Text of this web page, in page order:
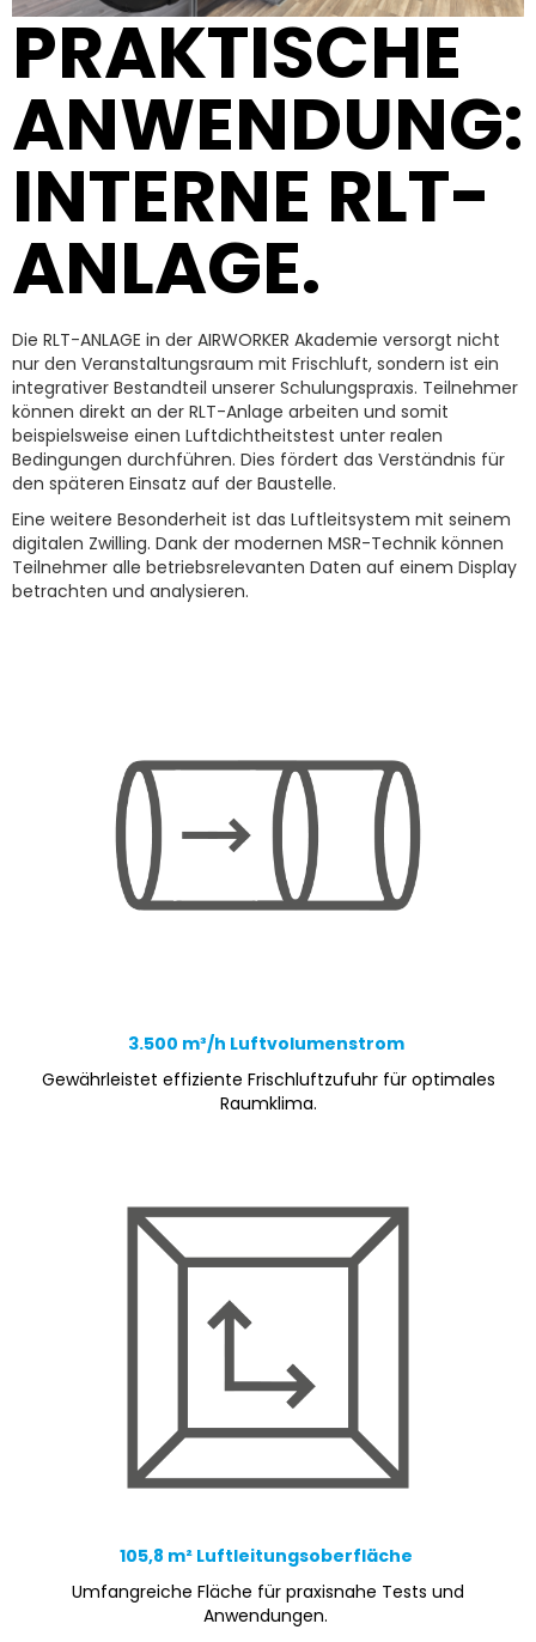
PRAKTISCHE
ANWENDUNG:
INTERNE RLT-
ANLAGE.
Die RLT-ANLAGE in der AIRWORKER Akademie versorgt nicht
nur den Veranstaltungsraum mit Frischluft, sondern ist ein
integrativer Bestandteil unserer Schulungspraxis. Teilnehmer
können direkt an der RLT-Anlage arbeiten und somit
beispielsweise einen Luftdichtheitstest unter realen
Bedingungen durchführen. Dies fördert das Verständnis für
den späteren Einsatz auf der Baustelle.
Eine weitere Besonderheit ist das Luftleitsystem mit seinem
digitalen Zwilling. Dank der modernen MSR-Technik können
Teilnehmer alle betriebsrelevanten Daten auf einem Display
betrachten und analysieren.
3.500 m³/h Luftvolumenstrom
Gewährleistet effiziente Frischluftzufuhr für optimales
Raumklima.
105,8 m² Luftleitungsoberfläche
Umfangreiche Fläche für praxisnahe Tests und
Anwendungen.